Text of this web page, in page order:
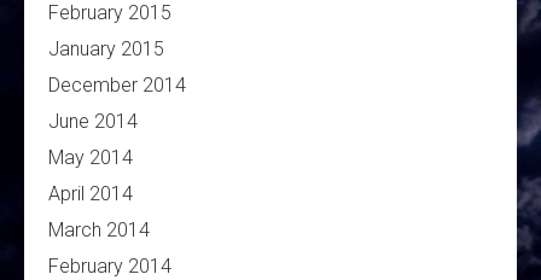
February 2015
January 2015
December 2014
June 2014
May 2014
April 2014
March 2014
February 2014